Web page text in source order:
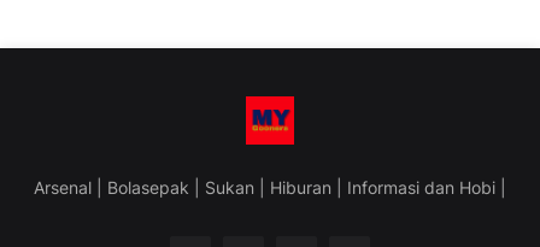
Arsenal | Bolasepak | Sukan | Hiburan | Informasi dan Hobi |